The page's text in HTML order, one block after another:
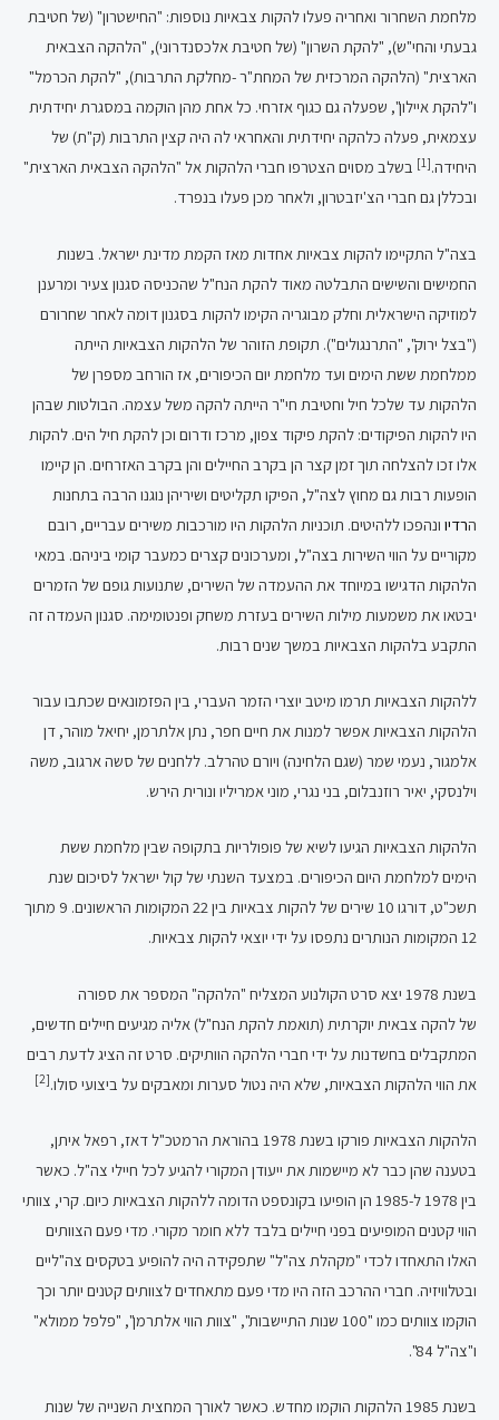
מלחמת השחרור ואחריה פעלו להקות צבאיות נוספות: "החישטרון" (של חטיבת
גבעתי והחי"ש), "להקת השרון" (של חטיבת אלכסנדרוני), "הלהקה הצבאית
הארצית" (הלהקה המרכזית של המחת"ר -מחלקת התרבות), "להקת הכרמל"
ו"להקת איילון", שפעלה גם כגוף אזרחי. כל אחת מהן הוקמה במסגרת יחידתית
עצמאית, פעלה כלהקה יחידתית והאחראי לה היה קצין התרבות (ק"ת) של
היחידה.[1]
בשלב מסוים הצטרפו חברי הלהקות אל "הלהקה הצבאית הארצית"
ובכללן גם חברי הצ'יזבטרון, ולאחר מכן פעלו בנפרד.
בצה"ל התקיימו להקות צבאיות אחדות מאז הקמת מדינת ישראל. בשנות
החמישים והשישים התבלטה מאוד להקת הנח"ל שהכניסה סגנון צעיר ומרענן
למוזיקה הישראלית וחלק מבוגריה הקימו להקות בסגנון דומה לאחר שחרורם
("בצל ירוק", "התרנגולים"). תקופת הזוהר של הלהקות הצבאיות הייתה
ממלחמת ששת הימים ועד מלחמת יום הכיפורים, אז הורחב מספרן של
הלהקות עד שלכל חיל וחטיבת חי"ר הייתה להקה משל עצמה. הבולטות שבהן
היו להקות הפיקודים: להקת פיקוד צפון, מרכז ודרום וכן להקת חיל הים. להקות
אלו זכו להצלחה תוך זמן קצר הן בקרב החיילים והן בקרב האזרחים. הן קיימו
הופעות רבות גם מחוץ לצה"ל, הפיקו תקליטים ושיריהן נוגנו הרבה בתחנות
הרדיו ונהפכו ללהיטים. תוכניות הלהקות היו מורכבות משירים עבריים, רובם
מקוריים על הווי השירות בצה"ל, ומערכונים קצרים כמעבר קומי ביניהם. במאי
הלהקות הדגישו במיוחד את ההעמדה של השירים, שתנועות גופם של הזמרים
יבטאו את משמעות מילות השירים בעזרת משחק ופנטומימה. סגנון העמדה זה
התקבע בלהקות הצבאיות במשך שנים רבות.
ללהקות הצבאיות תרמו מיטב יוצרי הזמר העברי, בין הפזמונאים שכתבו עבור
הלהקות הצבאיות אפשר למנות את חיים חפר, נתן אלתרמן, יחיאל מוהר, דן
אלמגור, נעמי שמר (שגם הלחינה) ויורם טהרלב. ללחנים של סשה ארגוב, משה
וילנסקי, יאיר רוזנבלום, בני נגרי, מוני אמריליו ונורית הירש.
הלהקות הצבאיות הגיעו לשיא של פופולריות בתקופה שבין מלחמת ששת
הימים למלחמת היום הכיפורים. במצעד השנתי של קול ישראל לסיכום שנת
תשכ"ט, דורגו 10 שירים של להקות צבאיות בין 22 המקומות הראשונים. 9 מתוך
12 המקומות הנותרים נתפסו על ידי יוצאי להקות צבאיות.
בשנת 1978 יצא סרט הקולנוע המצליח "הלהקה" המספר את ספורה
של להקה צבאית יוקרתית (תואמת להקת הנח"ל) אליה מגיעים חיילים חדשים,
המתקבלים בחשדנות על ידי חברי הלהקה הוותיקים. סרט זה הציג לדעת רבים
את הווי הלהקות הצבאיות, שלא היה נטול סערות ומאבקים על ביצועי סולו.[2]
הלהקות הצבאיות פורקו בשנת 1978 בהוראת הרמטכ"ל דאז, רפאל איתן,
בטענה שהן כבר לא מיישמות את ייעודן המקורי להגיע לכל חיילי צה"ל. כאשר
בין 1978 ל-1985 הן הופיעו בקונספט הדומה ללהקות הצבאיות כיום. קרי, צוותי
הווי קטנים המופיעים בפני חיילים בלבד ללא חומר מקורי. מדי פעם הצוותים
האלו התאחדו לכדי "מקהלת צה"ל" שתפקידה היה להופיע בטקסים צה"ליים
ובטלוויזיה. חברי ההרכב הזה היו מדי פעם מתאחדים לצוותים קטנים יותר וכך
הוקמו צוותים כמו "100 שנות התיישבות", "צוות הווי אלתרמן", "פלפל ממולא"
ו"צה"ל 84".
בשנת 1985 הלהקות הוקמו מחדש. כאשר לאורך המחצית השנייה של שנות